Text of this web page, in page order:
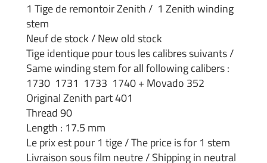
1 Tige de remontoir Zenith / 1 Zenith winding
stem
Neuf de stock / New old stock
Tige identique pour tous les calibres suivants /
Same winding stem for all following calibers :
1730 1731 1733 1740 + Movado 352
Original Zenith part 401
Thread 90
Length : 17.5 mm
Le prix est pour 1 tige / The price is for 1 stem
Livraison sous film neutre / Shipping in neutral